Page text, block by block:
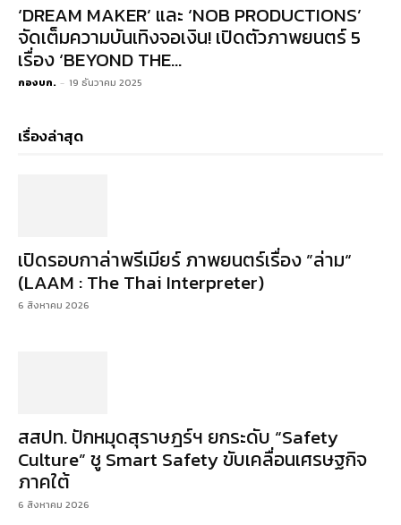
‘DREAM MAKER’ และ ‘NOB PRODUCTIONS’
จัดเต็มความบันเทิงจอเงิน! เปิดตัวภาพยนตร์ 5
เรื่อง ‘BEYOND THE...
กองบก. - 19 ธันวาคม 2025
เรื่องล่าสุด
เปิดรอบกาล่าพรีเมียร์ ภาพยนตร์เรื่อง ”ล่าม“
(LAAM : The Thai Interpreter)
6 สิงหาคม 2026
สสปท. ปักหมุดสุราษฎร์ฯ ยกระดับ “Safety
Culture” ชู Smart Safety ขับเคลื่อนเศรษฐกิจ
ภาคใต้
6 สิงหาคม 2026